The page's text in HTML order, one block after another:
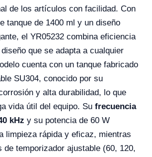
de los artículos con facilidad. Con
tanque de 1400 ml y un diseño
el YR05232 combina eficiencia
que se adapta a cualquier
cuenta con un tanque fabricado
SU304, conocido por su
y alta durabilidad, lo que
vida útil del equipo. Su frecuencia
kHz y su potencia de 60 W
limpieza rápida y eficaz, mientras
de temporizador ajustable (60, 120,